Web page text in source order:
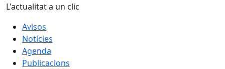
L'actualitat a un clic
Avisos
Notícies
Agenda
Publicacions